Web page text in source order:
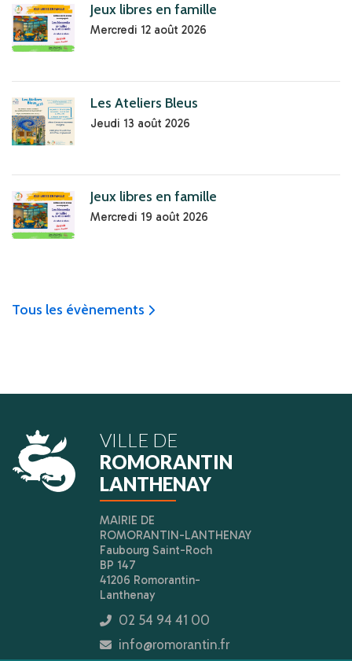
Jeux libres en famille
Mercredi 12 août 2026
Les Ateliers Bleus
Jeudi 13 août 2026
Jeux libres en famille
Mercredi 19 août 2026
Tous les évènements icon
VILLE DE
ROMORANTIN
LANTHENAY
MAIRIE DE
ROMORANTIN-LANTHENAY
Faubourg Saint-Roch
BP 147
41206 Romorantin-
Lanthenay
icon
02 54 94 41 00
icon
info@romorantin.fr